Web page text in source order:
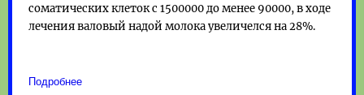
соматических клеток с 1500000 до менее 90000, в ходе
лечения валовый надой молока увеличелся на 28%.
Подробнее